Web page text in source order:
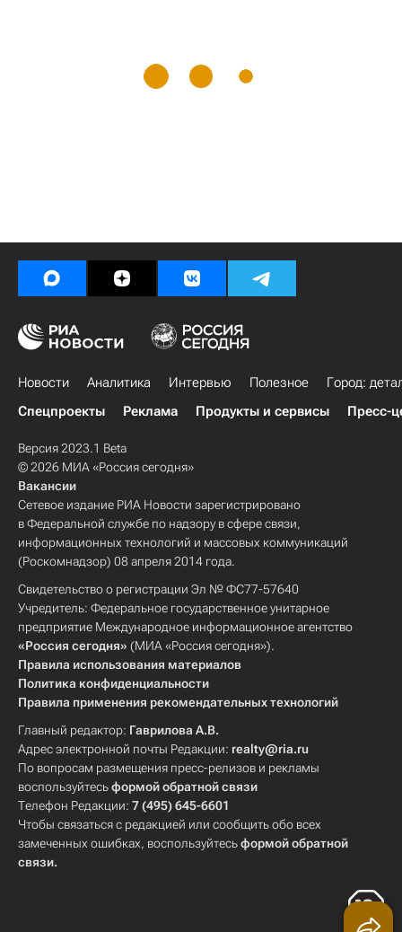
Новости Аналитика Интервью Полезное
Город:
Спецпроекты
Реклама Продукты и сервисы Пресс-
Версия 2023.1 Beta
© 2026 МИА «Россия сегодня»
Вакансии
Сетевое издание РИА Новости зарегистрировано
в Федеральной службе по надзору в сфере связи,
информационных технологий и массовых коммуникаций
(Роскомнадзор) 08 апреля 2014 года.
Свидетельство о регистрации Эл № ФС77-57640
Учредитель: Федеральное государственное унитарное
предприятие Международное информационное агентство
«Россия сегодня» (МИА «Россия сегодня»).
Правила использования материалов
Политика конфиденциальности
Правила применения рекомендательных технологий
Главный редактор: Гаврилова А.В.
Адрес электронной почты Редакции: realty@ria.ru
По вопросам размещения пресс-релизов и рекламы
воспользуйтесьформой обратной связи
Телефон Редакции: 7 (495) 645-6601
Чтобы связаться с редакцией или сообщить обо всех
замеченных ошибках, воспользуйтесьформой обратной
связи.